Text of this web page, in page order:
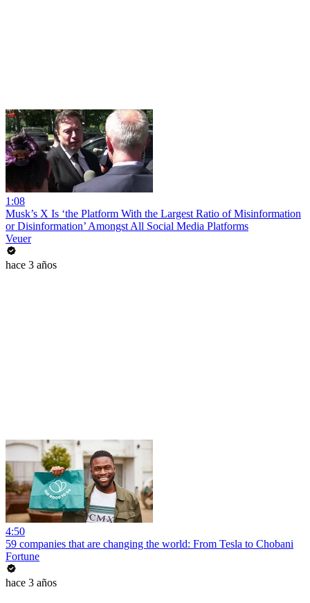
1:08
Musk’s X Is ‘the Platform With the Largest Ratio of Misinformation
or Disinformation’ Amongst All Social Media Platforms
Veuer
hace 3 años
4:50
59 companies that are changing the world: From Tesla to Chobani
Fortune
hace 3 años